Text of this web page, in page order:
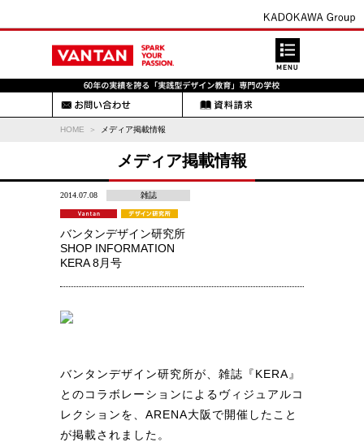
HOME メディア掲載情報
メディア掲載情報
2014.07.08 雑誌
バンタンデザイン研究所
SHOP INFORMATION
KERA 8月号
バンタンデザイン研究所が、雑誌『KERA』
とのコラボレーションによるヴィジュアルコ
レクションを、ARENA大阪で開催したこと
が掲載されました。